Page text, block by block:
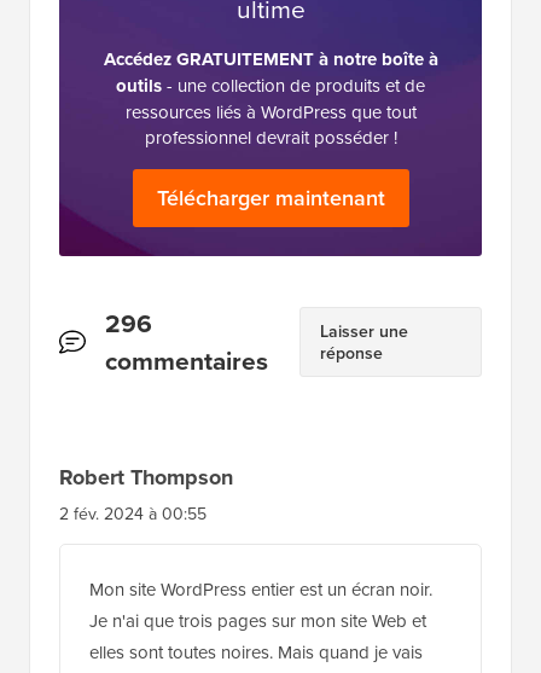
ultime
Accédez GRATUITEMENT à notre boîte à
outils- une collection de produits et de
ressources liés à WordPress que tout
professionnel devrait posséder !
Télécharger maintenant
Interactions
des
296
commentaires
Laisser une
réponse
Robert Thompson
2 fév. 2024 à 00:55
Mon site WordPress entier est un écran noir.
Je n'ai que trois pages sur mon site Web et
elles sont toutes noires. Mais quand je vais